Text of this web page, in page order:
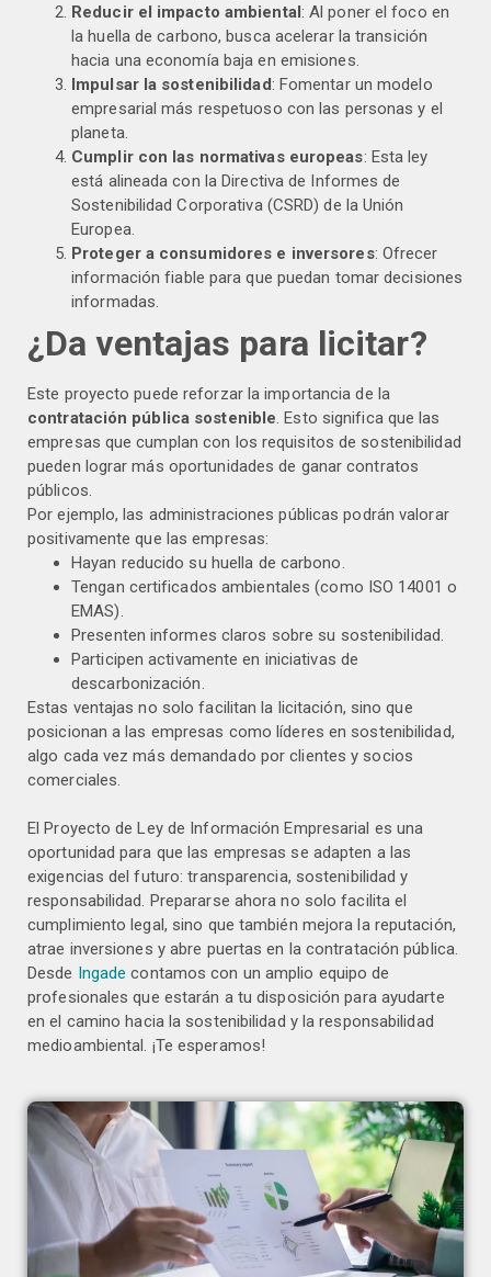
Reducir el impacto ambiental: Al poner el foco en
la huella de carbono, busca acelerar la transición
hacia una economía baja en emisiones.
Impulsar la sostenibilidad: Fomentar un modelo
empresarial más respetuoso con las personas y el
planeta.
Cumplir con las normativas europeas: Esta ley
está alineada con la Directiva de Informes de
Sostenibilidad Corporativa (CSRD) de la Unión
Europea.
Proteger a consumidores e inversores: Ofrecer
información fiable para que puedan tomar decisiones
informadas.
¿Da ventajas para licitar?
Este proyecto puede reforzar la importancia de la
contratación pública sostenible. Esto significa que las
empresas que cumplan con los requisitos de sostenibilidad
pueden lograr más oportunidades de ganar contratos
públicos.
Por ejemplo, las administraciones públicas podrán valorar
positivamente que las empresas:
Hayan reducido su huella de carbono.
Tengan certificados ambientales (como ISO 14001 o
EMAS).
Presenten informes claros sobre su sostenibilidad.
Participen activamente en iniciativas de
descarbonización.
Estas ventajas no solo facilitan la licitación, sino que
posicionan a las empresas como líderes en sostenibilidad,
algo cada vez más demandado por clientes y socios
comerciales.
El Proyecto de Ley de Información Empresarial es una
oportunidad para que las empresas se adapten a las
exigencias del futuro: transparencia, sostenibilidad y
responsabilidad. Prepararse ahora no solo facilita el
cumplimiento legal, sino que también mejora la reputación,
atrae inversiones y abre puertas en la contratación pública.
Desde Ingade contamos con un amplio equipo de
profesionales que estarán a tu disposición para ayudarte
en el camino hacia la sostenibilidad y la responsabilidad
medioambiental. ¡Te esperamos!